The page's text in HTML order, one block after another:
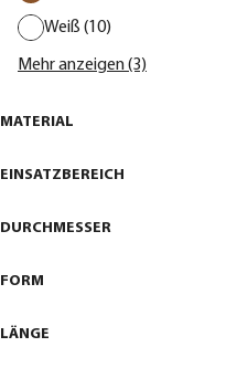
Weiß (10)
Mehr anzeigen (3)
MATERIAL
EINSATZBEREICH
DURCHMESSER
FORM
LÄNGE